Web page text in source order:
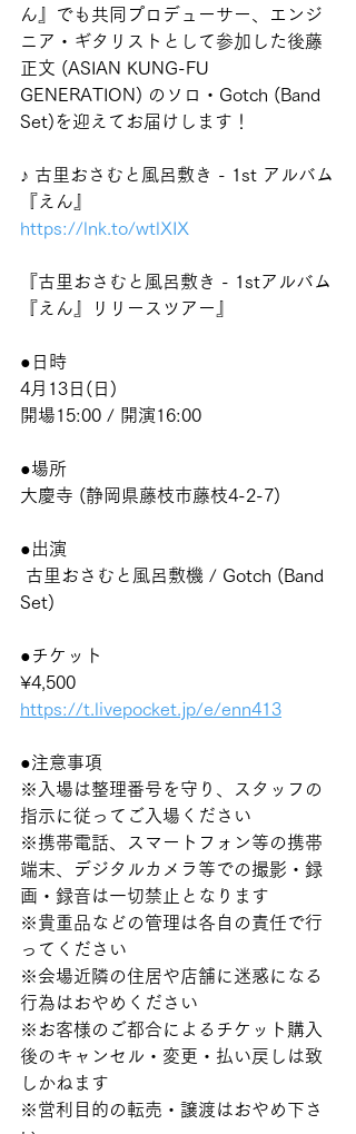
ん』でも共同プロデューサー、エンジ
ニア・ギタリストとして参加した後藤
正文 (ASIAN KUNG-FU
GENERATION) のソロ・Gotch (Band
Set)を迎えてお届けします！
♪ 古里おさむと風呂敷き - 1st アルバム
『えん』
https://lnk.to/wtlXIX
『古里おさむと風呂敷き - 1stアルバム
『えん』リリースツアー』
●日時
4月13日(日)
開場15:00 / 開演16:00
●場所
大慶寺 (静岡県藤枝市藤枝4-2-7)
●出演
Set)
●チケット
¥4,500
https://t.livepocket.jp/e/enn413
●注意事項
※入場は整理番号を守り、スタッフの
指示に従ってご入場ください
※携帯電話、スマートフォン等の携帯
端末、デジタルカメラ等での撮影・録
画・録音は一切禁止となります
※貴重品などの管理は各自の責任で行
ってください
※会場近隣の住居や店舗に迷惑になる
行為はおやめください
※お客様のご都合によるチケット購入
後のキャンセル・変更・払い戻しは致
しかねます
※営利目的の転売・譲渡はおやめ下さ